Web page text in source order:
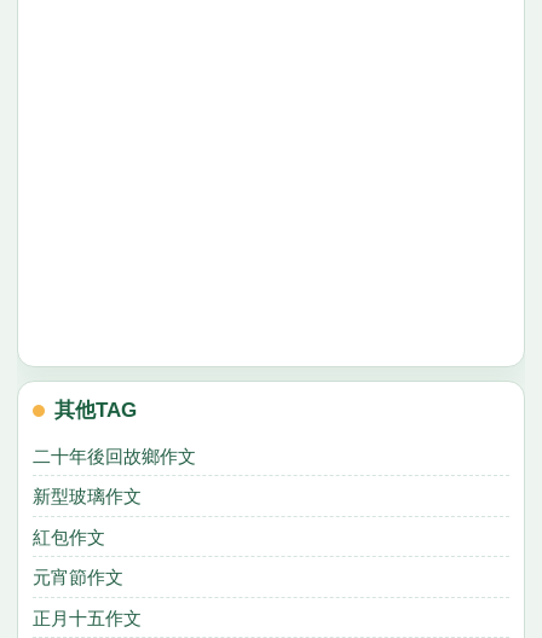
其他TAG
二十年後回故鄉作文
新型玻璃作文
紅包作文
元宵節作文
正月十五作文